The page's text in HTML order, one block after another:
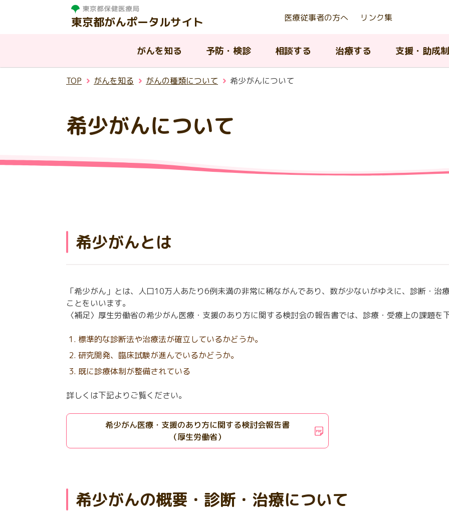
東京都がんポータルサイト 医療従事者の方へ リンク集
がんを知る
がんって何？ がんの種類について
予防・検診 相談する
がんと診断されたら がん相談支援センター
治療する
病院を探す がんの治療法について
AYA世代（15歳から39歳）のが
小児・AYA世代がん患者の
支援・助成
はたらく世代の方への支援
東京都若年がん患者等生殖機能
慢性疾病を抱える子供と家族へ
入院中における教育に関する支
子育て中の患者及び家族へ
東京都におけるがんの現状 都内のがん医療提供体制
東京都小児・AYA世代がん診療
がん登録について
TOP がんを知る がんの種類について 希少がんについて
希少がんについて
希少がんとは
「希少がん」とは、人口10万人あたり6例未満の非常に稀ながんであり、数が少ないがゆえに、診断・治
ことをいいます。
〈補足〉厚生労働省の希少がん医療・支援のあり方に関する検討会の報告書では、診療・受療上の課題を
標準的な診断法や治療法が確立しているかどうか。
研究開発、臨床試験が進んでいるかどうか。
既に診療体制が整備されている
詳しくは下記よりご覧ください。
希少がん医療・支援のあり方に関する検討会報告書
（厚生労働省）
希少がんの概要・診断・治療について